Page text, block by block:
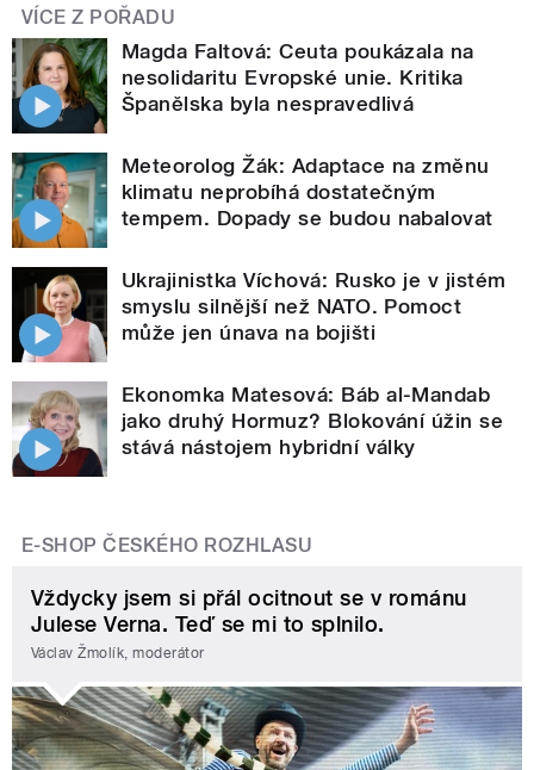
VÍCE Z POŘADU
Magda Faltová: Ceuta poukázala na
nesolidaritu Evropské unie. Kritika
Španělska byla nespravedlivá
Meteorolog Žák: Adaptace na změnu
klimatu neprobíhá dostatečným
tempem. Dopady se budou nabalovat
Ukrajinistka Víchová: Rusko je v jistém
smyslu silnější než NATO. Pomoct
může jen únava na bojišti
Ekonomka Matesová: Báb al-Mandab
jako druhý Hormuz? Blokování úžin se
stává nástojem hybridní války
E-SHOP ČESKÉHO ROZHLASU
Vždycky jsem si přál ocitnout se v románu
Julese Verna. Teď se mi to splnilo.
Václav Žmolík, moderátor